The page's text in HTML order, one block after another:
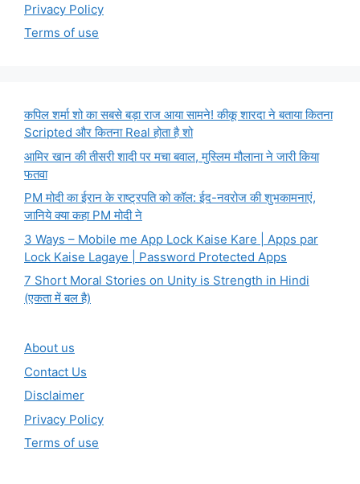
Privacy Policy
Terms of use
कपिल शर्मा शो का सबसे बड़ा राज आया सामने! कीकू शारदा ने बताया कितना
Scripted और कितना Real होता है शो
आमिर खान की तीसरी शादी पर मचा बवाल, मुस्लिम मौलाना ने जारी किया
फतवा
PM मोदी का ईरान के राष्ट्रपति को कॉल: ईद-नवरोज की शुभकामनाएं,
जानिये क्या कहा PM मोदी ने
3 Ways – Mobile me App Lock Kaise Kare | Apps par
Lock Kaise Lagaye | Password Protected Apps
7 Short Moral Stories on Unity is Strength in Hindi
(एकता में बल है)
About us
Contact Us
Disclaimer
Privacy Policy
Terms of use